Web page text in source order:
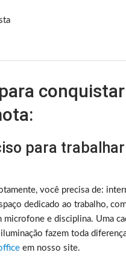
para trabalhar
você precisa de:
dedicado ao trabalho,
microfone e disciplina. Uma
fazem toda
em nosso site.